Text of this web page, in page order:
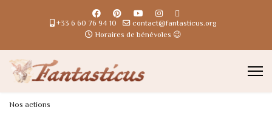
+33 6 60 76 94 10
contact@fantasticus.org
Horaires de bénévoles 😉
Nos actions